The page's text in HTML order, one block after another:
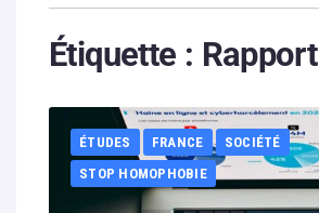
Contenus litigieux
Boutique
Étiquette : Rapport
ÉTUDES FRANCE
SOCIÉTÉ
STOP HOMOPHOBIE